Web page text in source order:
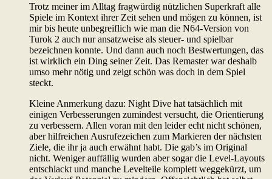
Trotz meiner im Alltag fragwürdig nützlichen Superkraft alle
Spiele im Kontext ihrer Zeit sehen und mögen zu können, ist
mir bis heute unbegreiflich wie man die N64-Version von
Turok 2 auch nur ansatzweise als steuer- und spielbar
bezeichnen konnte. Und dann auch noch Bestwertungen, das
ist wirklich ein Ding seiner Zeit. Das Remaster war deshalb
umso mehr nötig und zeigt schön was doch in dem Spiel
steckt.
Kleine Anmerkung dazu: Night Dive hat tatsächlich mit
einigen Verbesserungen zumindest versucht, die Orientierung
zu verbessern. Allen voran mit den leider echt nicht schönen,
aber hilfreichen Ausrufezeichen zum Markieren der nächsten
Ziele, die ihr ja auch erwähnt habt. Die gab’s im Original
nicht. Weniger auffällig wurden aber sogar die Level-Layouts
entschlackt und manche Levelteile komplett weggekürzt, um